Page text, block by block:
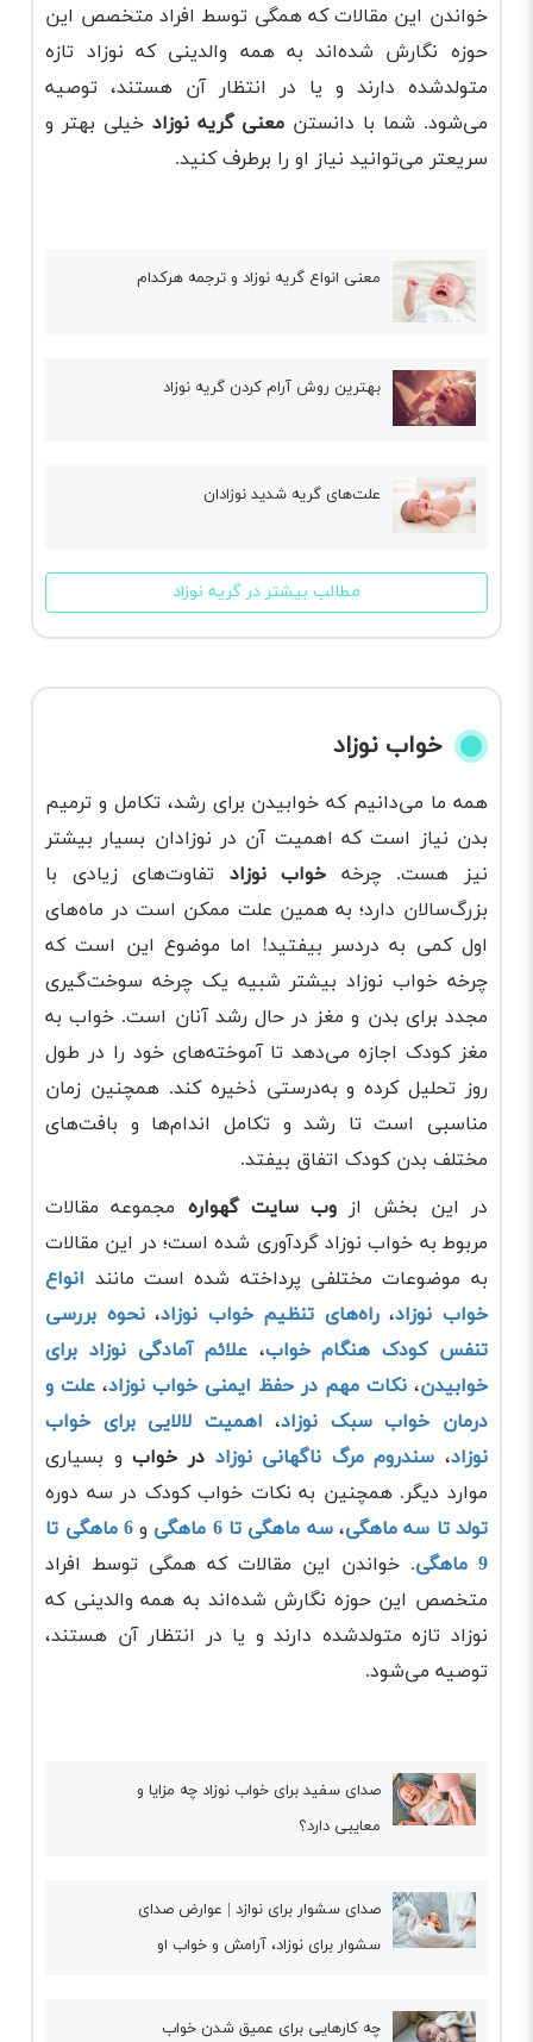
خواندن این مقالات که همگی توسط افراد متخصص این
حوزه نگارش شده‌اند به همه والدینی که نوزاد تازه
متولدشده دارند و یا در انتظار آن هستند، توصیه
می‌شود. شما با دانستن معنی گریه نوزاد خیلی بهتر و
سریعتر می‌توانید نیاز او را برطرف کنید.
معنی انواع گریه نوزاد و ترجمه هرکدام
بهترین روش آرام کردن گریه نوزاد
علت‌های گریه شدید نوزادان
مطالب بیشتر در گریه نوزاد
خواب نوزاد
همه ما می‌دانیم که خوابیدن برای رشد، تکامل و ترمیم
بدن نیاز است که اهمیت آن در نوزادان بسیار بیشتر
نیز هست. چرخه خواب نوزاد تفاوت‌های زیادی با
بزرگ‌سالان دارد؛ به همین علت ممکن است در ماه‌های
اول کمی به دردسر بیفتید! اما موضوع این است که
چرخه خواب نوزاد بیشتر شبیه یک چرخه سوخت‌گیری
مجدد برای بدن و مغز در حال رشد آنان است. خواب به
مغز کودک اجازه می‌دهد تا آموخته‌های خود را در طول
روز تحلیل کرده و به‌درستی ذخیره کند. همچنین زمان
مناسبی است تا رشد و تکامل اندام‌ها و بافت‌های
مختلف بدن کودک اتفاق بیفتد.
در این بخش از وب سایت گهواره مجموعه مقالات
مربوط به خواب نوزاد گردآوری شده است؛ در این مقالات
به موضوعات مختلفی پرداخته شده است مانند انواع
خواب نوزاد،راه‌های تنظیم خواب نوزاد،نحوه بررسی
تنفس کودک هنگام خواب، علائم آمادگی نوزاد برای
خوابیدن،نکات مهم در حفظ ایمنی خواب نوزاد، علت و
درمان خواب سبک نوزاد، اهمیت لالایی برای خواب
نوزاد، سندروم مرگ ناگهانی نوزاد در خوابو بسیاری
موارد دیگر. همچنین به نکات خواب کودک در سه دوره
تولد تا سه ماهگی،سه ماهگی تا 6 ماهگی و 6 ماهگی تا
9 ماهگی
. خواندن این مقالات که همگی توسط افراد
متخصص این حوزه نگارش شده‌اند به همه والدینی که
نوزاد تازه متولدشده دارند و یا در انتظار آن هستند،
توصیه می‌شود.
صدای سفید برای خواب نوزاد چه مزایا و
معایبی دارد؟
صدای سشوار برای نوازد | عوارض صدای
سشوار برای نوزاد، آرامش و خواب او
چه کارهایی برای عمیق شدن خواب